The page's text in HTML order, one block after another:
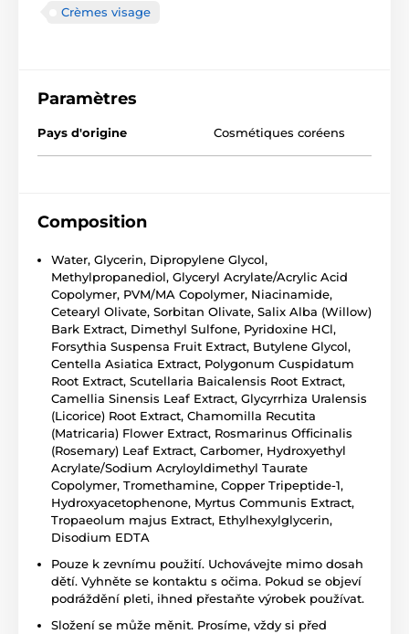
Crèmes visage
Paramètres
Pays d'origine Cosmétiques coréens
Composition
Water, Glycerin, Dipropylene Glycol,
Methylpropanediol, Glyceryl Acrylate/Acrylic Acid
Copolymer, PVM/MA Copolymer, Niacinamide,
Cetearyl Olivate, Sorbitan Olivate, Salix Alba (Willow)
Bark Extract, Dimethyl Sulfone, Pyridoxine HCl,
Forsythia Suspensa Fruit Extract, Butylene Glycol,
Centella Asiatica Extract, Polygonum Cuspidatum
Root Extract, Scutellaria Baicalensis Root Extract,
Camellia Sinensis Leaf Extract, Glycyrrhiza Uralensis
(Licorice) Root Extract, Chamomilla Recutita
(Matricaria) Flower Extract, Rosmarinus Officinalis
(Rosemary) Leaf Extract, Carbomer, Hydroxyethyl
Acrylate/Sodium Acryloyldimethyl Taurate
Copolymer, Tromethamine, Copper Tripeptide-1,
Hydroxyacetophenone, Myrtus Communis Extract,
Tropaeolum majus Extract, Ethylhexylglycerin,
Disodium EDTA
Pouze k zevnímu použití. Uchovávejte mimo dosah
dětí. Vyhněte se kontaktu s očima. Pokud se objeví
podráždění pleti, ihned přestaňte výrobek používat.
Složení se může měnit. Prosíme, vždy si před